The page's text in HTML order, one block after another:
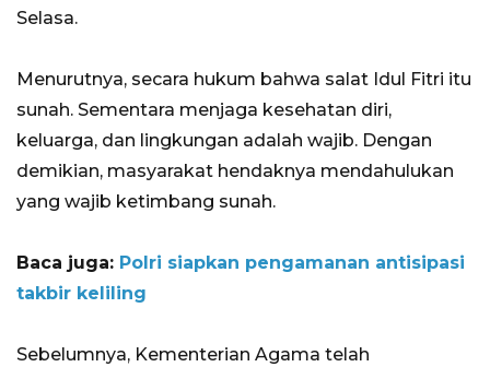
Selasa.
Menurutnya, secara hukum bahwa salat Idul Fitri itu
sunah. Sementara menjaga kesehatan diri,
keluarga, dan lingkungan adalah wajib. Dengan
demikian, masyarakat hendaknya mendahulukan
yang wajib ketimbang sunah.
Baca juga: Polri siapkan pengamanan antisipasi
takbir keliling
Sebelumnya, Kementerian Agama telah